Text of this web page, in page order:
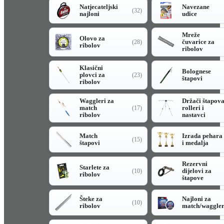
Natjecateljski
najloni
(32)
Navezane
udice
Olovo za
ribolov
(28)
Mreže
čuvarice za
ribolov
Klasični
plovci za
ribolov
(23)
Bolognese
štapovi
Waggleri za
match
ribolov
(17)
Držači štapova
rolleri i
nastavci
Match
štapovi
(15)
Izrada pehara
i medalja
Starlete za
ribolov
(10)
Rezervni
dijelovi za
štapove
Šteke za
ribolov
(10)
Najloni za
match/waggler